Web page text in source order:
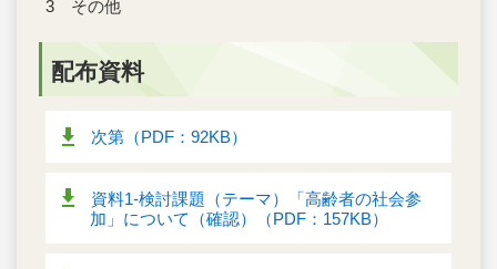
3 その他
配布資料
次第（PDF：92KB）
資料1‐検討課題（テーマ）「高齢者の社会参
加」について（確認）（PDF：157KB）